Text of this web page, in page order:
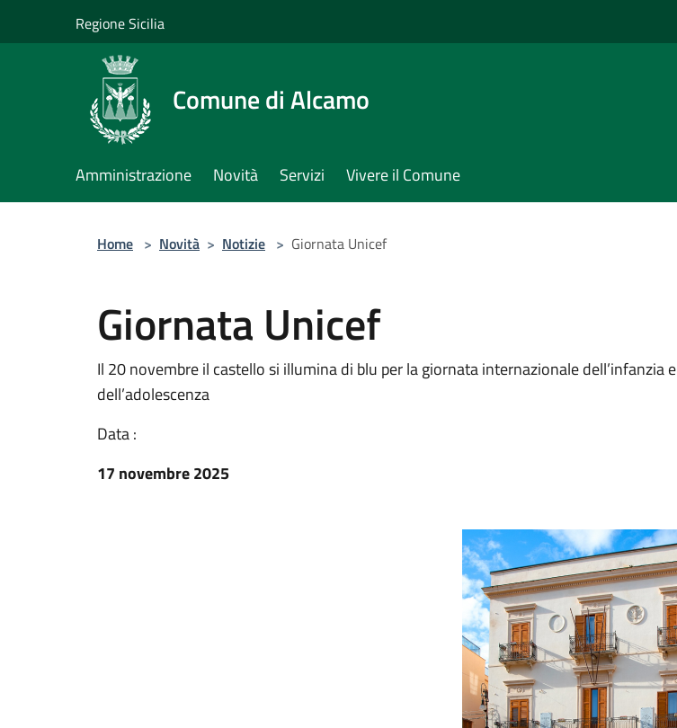
Regione Sicilia
Comune di Alcamo
Amministrazione Novità Servizi Vivere il Comune
Home > Novità > Notizie > Giornata Unicef
Giornata Unicef
Il 20 novembre il castello si illumina di blu per la giornata internazionale dell’infanzia e
dell’adolescenza
Data :
17 novembre 2025